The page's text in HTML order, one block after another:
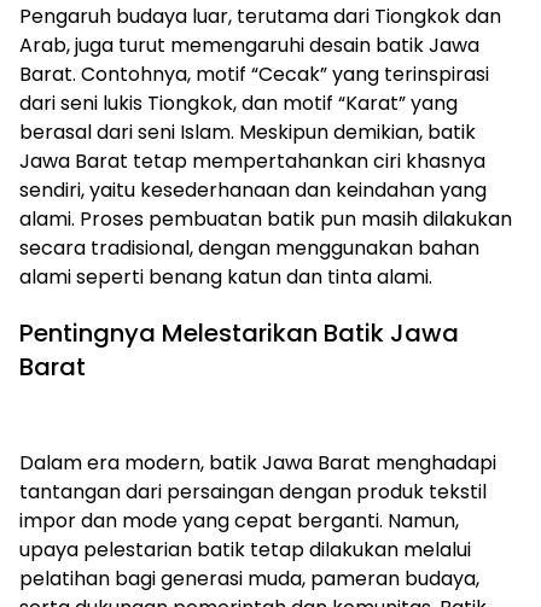
Pengaruh budaya luar, terutama dari Tiongkok dan
Arab, juga turut memengaruhi desain batik Jawa
Barat. Contohnya, motif “Cecak” yang terinspirasi
dari seni lukis Tiongkok, dan motif “Karat” yang
berasal dari seni Islam. Meskipun demikian, batik
Jawa Barat tetap mempertahankan ciri khasnya
sendiri, yaitu kesederhanaan dan keindahan yang
alami. Proses pembuatan batik pun masih dilakukan
secara tradisional, dengan menggunakan bahan
alami seperti benang katun dan tinta alami.
Pentingnya Melestarikan Batik Jawa
Barat
Dalam era modern, batik Jawa Barat menghadapi
tantangan dari persaingan dengan produk tekstil
impor dan mode yang cepat berganti. Namun,
upaya pelestarian batik tetap dilakukan melalui
pelatihan bagi generasi muda, pameran budaya,